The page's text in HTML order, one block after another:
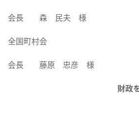
会長 森 民夫 様
全国町村会
会長 藤原 忠彦 様
財政